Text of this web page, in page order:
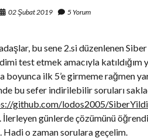
02 Şubat 2019 5 Yorum
bu sene 2.si düzenlenen
test etmek amacıyla katıldığım
boyunca ilk 5’e girmeme rağmen
bu sefer indirilebilir soruları
github.com/lodos2005/
günlerde çözümünü
Hadi o zaman sorulara geçelim.